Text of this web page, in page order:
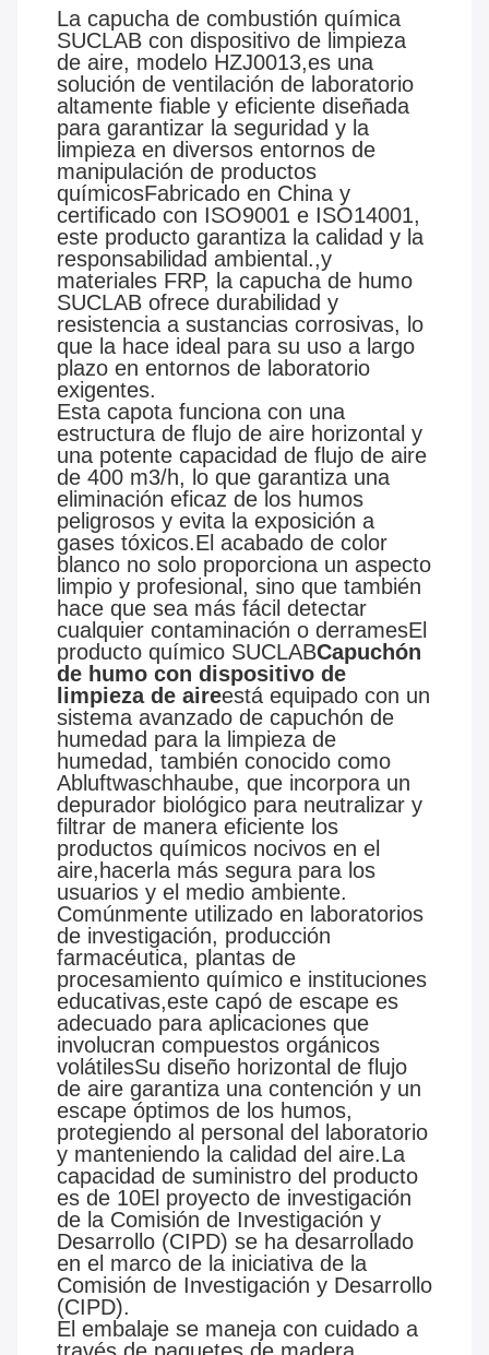
La capucha de combustión química
SUCLAB con dispositivo de limpieza
de aire, modelo HZJ0013,es una
solución de ventilación de laboratorio
altamente fiable y eficiente diseñada
para garantizar la seguridad y la
limpieza en diversos entornos de
manipulación de productos
químicosFabricado en China y
certificado con ISO9001 e ISO14001,
este producto garantiza la calidad y la
responsabilidad ambiental.,y
materiales FRP, la capucha de humo
SUCLAB ofrece durabilidad y
resistencia a sustancias corrosivas, lo
que la hace ideal para su uso a largo
plazo en entornos de laboratorio
exigentes.
Esta capota funciona con una
estructura de flujo de aire horizontal y
una potente capacidad de flujo de aire
de 400 m3/h, lo que garantiza una
eliminación eficaz de los humos
peligrosos y evita la exposición a
gases tóxicos.El acabado de color
blanco no solo proporciona un aspecto
limpio y profesional, sino que también
hace que sea más fácil detectar
cualquier contaminación o derramesEl
producto químico SUCLABCapuchón
de humo con dispositivo de
limpieza de aireestá equipado con un
sistema avanzado de capuchón de
humedad para la limpieza de
humedad, también conocido como
Abluftwaschhaube, que incorpora un
depurador biológico para neutralizar y
filtrar de manera eficiente los
productos químicos nocivos en el
aire,hacerla más segura para los
usuarios y el medio ambiente.
Comúnmente utilizado en laboratorios
de investigación, producción
farmacéutica, plantas de
procesamiento químico e instituciones
educativas,este capó de escape es
adecuado para aplicaciones que
involucran compuestos orgánicos
volátilesSu diseño horizontal de flujo
de aire garantiza una contención y un
escape óptimos de los humos,
protegiendo al personal del laboratorio
y manteniendo la calidad del aire.La
capacidad de suministro del producto
es de 10El proyecto de investigación
de la Comisión de Investigación y
Desarrollo (CIPD) se ha desarrollado
en el marco de la iniciativa de la
Comisión de Investigación y Desarrollo
(CIPD).
El embalaje se maneja con cuidado a